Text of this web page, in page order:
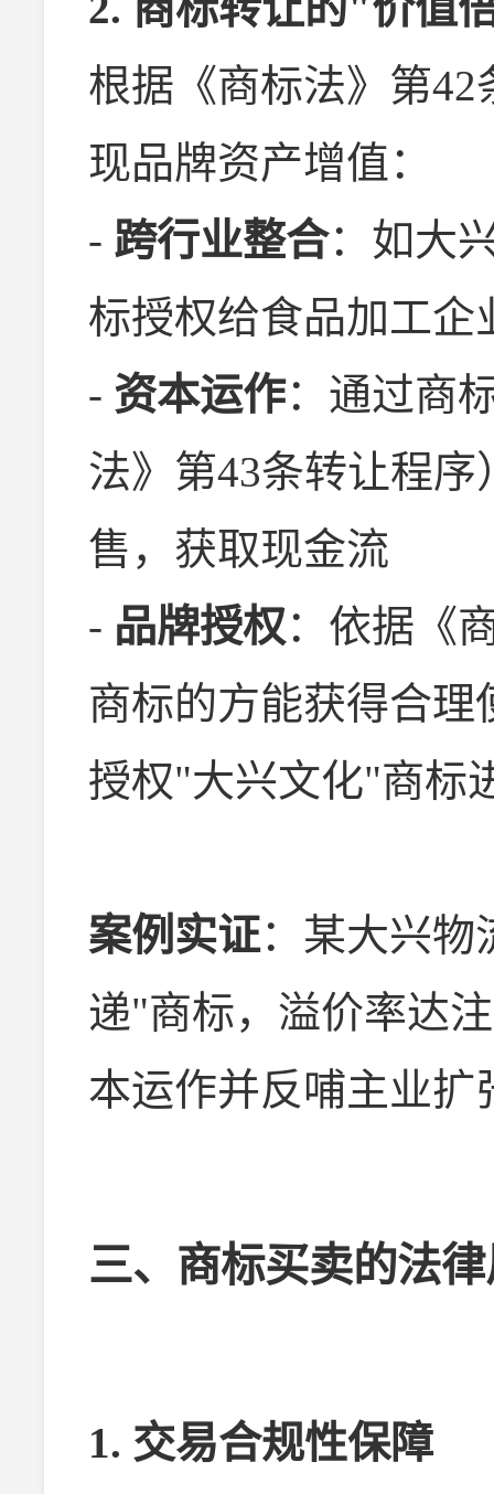
根据《商标法》第
现品牌资产增值：
- 跨行业整合：如大
标授权给食品加工企
- 资本运作：通过商
法》第43条转让程
售，获取现金流
- 品牌授权：依据《
商标的方能获得合
授权"大兴文化"商标
案例实证：某大兴物
递"商标，溢价率达
本运作并反哺主业扩
三、商标买卖的法
1. 交易合规性保障